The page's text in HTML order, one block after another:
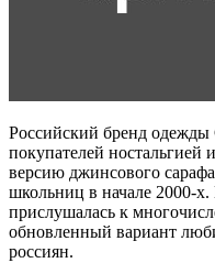
Российский бренд одежды
покупателей
версию джинсового
школьниц в начале 2000-
прислушалась к
обновленный вариант
россиян.